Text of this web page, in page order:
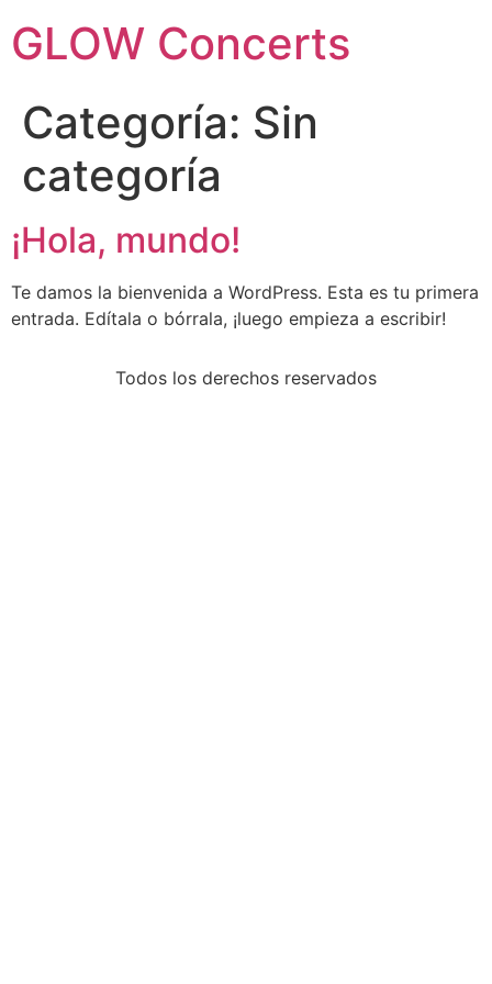
GLOW Concerts
Categoría: Sin
categoría
¡Hola, mundo!
Te damos la bienvenida a WordPress. Esta es tu primera
entrada. Edítala o bórrala, ¡luego empieza a escribir!
Todos los derechos reservados